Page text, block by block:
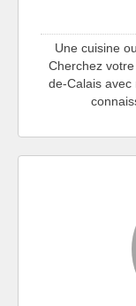
Une cuisine
Cherchez
de-Calais avec